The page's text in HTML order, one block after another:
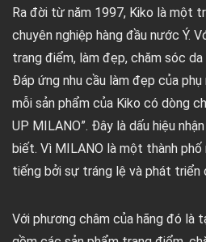
Ra đời từ năm 1997, Kiko là một
chuyên nghiệp hàng đầu nước Ý.
trang điểm, làm đẹp, chăm sóc
Đáp ứng nhu cầu làm đẹp của
mỗi sản phẩm của Kiko có dòng
UP MILANO”. Đây là dấu hiệu
biết. Vì MILANO là một thành
tiếng bởi sự tráng lệ và phát triển
Với phương châm của hãng đó là